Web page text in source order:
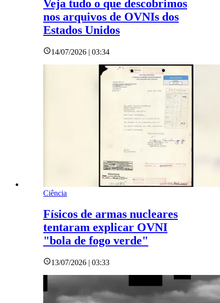
Veja tudo o que descobrimos
nos arquivos de OVNIs dos
Estados Unidos
14/07/2026 | 03:34
Ciência
Físicos de armas nucleares
tentaram explicar OVNI
"bola de fogo verde"
13/07/2026 | 03:33